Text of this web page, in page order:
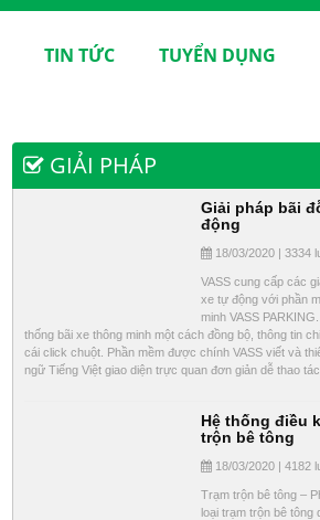
TIN TỨC TUYỂN DỤNG
GIẢI PHÁP
Giải pháp bãi
động
18/03/2020 | 3334
VASS cung cấp các
xe tự động với phần
minh VASS
thống bãi xe thông minh một cách đồng bộ, thông tin
cái click chuột. Phần mềm được chính VASS viết và
ngữ Tiếng Việt giao diện trực quan đơn giản dễ thao tác.
Hệ thống điều
trộn bê tông
18/03/2020 | 4182
Trạm trộn bê tông –
loại trạm trộn bê tông